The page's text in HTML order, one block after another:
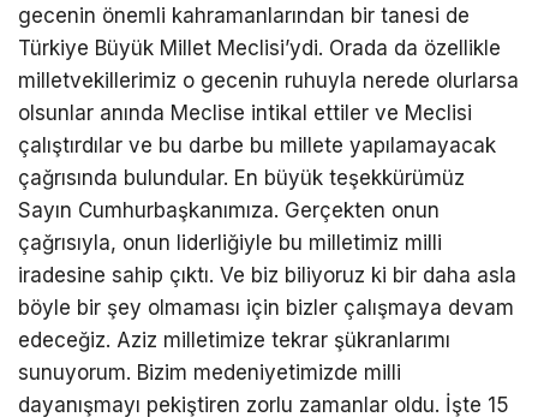
gecenin önemli kahramanlarından bir tanesi de
Türkiye Büyük Millet Meclisi’ydi. Orada da özellikle
milletvekillerimiz o gecenin ruhuyla nerede olurlarsa
olsunlar anında Meclise intikal ettiler ve Meclisi
çalıştırdılar ve bu darbe bu millete yapılamayacak
çağrısında bulundular. En büyük teşekkürümüz
Sayın Cumhurbaşkanımıza. Gerçekten onun
çağrısıyla, onun liderliğiyle bu milletimiz milli
iradesine sahip çıktı. Ve biz biliyoruz ki bir daha asla
böyle bir şey olmaması için bizler çalışmaya devam
edeceğiz. Aziz milletimize tekrar şükranlarımı
sunuyorum. Bizim medeniyetimizde milli
dayanışmayı pekiştiren zorlu zamanlar oldu. İşte 15